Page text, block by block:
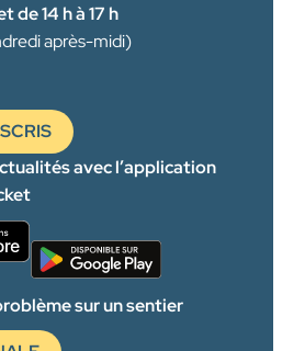
de 14 h à 17 h
après-midi)
avec l’application
sur un sentier